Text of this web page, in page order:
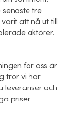
senaste tre
att nå ut till
aktörer.
för oss är
tror vi har
leveranser och
priser.